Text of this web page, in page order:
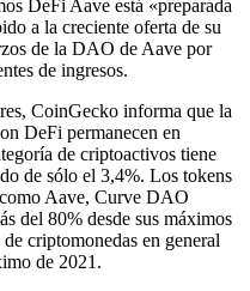
DeFi Aave está «preparada
a la creciente oferta de su
de la DAO de Aave por
de ingresos.
CoinGecko informa que la
DeFi permanecen en
de criptoactivos tiene
de sólo el 3,4%. Los tokens
Aave, Curve DAO
del 80% desde sus máximos
criptomonedas en general
de 2021.